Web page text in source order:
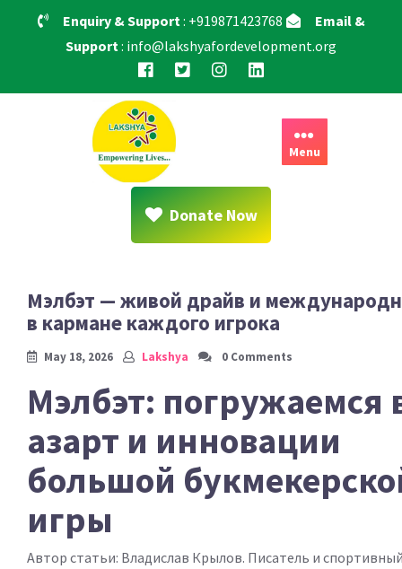
Enquiry & Support: +919871423768
Email &
Support: info@lakshyafordevelopment.org
Menu
Donate Now
Мэлбэт — живой драйв и
в кармане каждого игрока
May 18, 2026 Lakshya 0 Comments
Мэлбэт: погружаемся
азарт и инновации
большой
игры
Автор статьи: Владислав Крылов. Писатель и